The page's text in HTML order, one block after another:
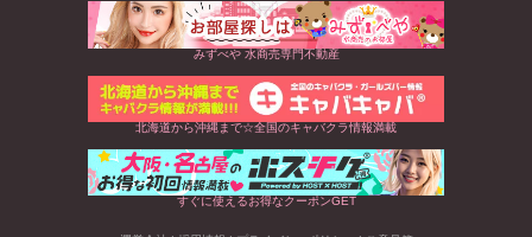
みずべや 水商売専門不動産
北海道から沖縄まで☆全国のキャバクラ情報満載
すぐに使えるお得なクーポンGET